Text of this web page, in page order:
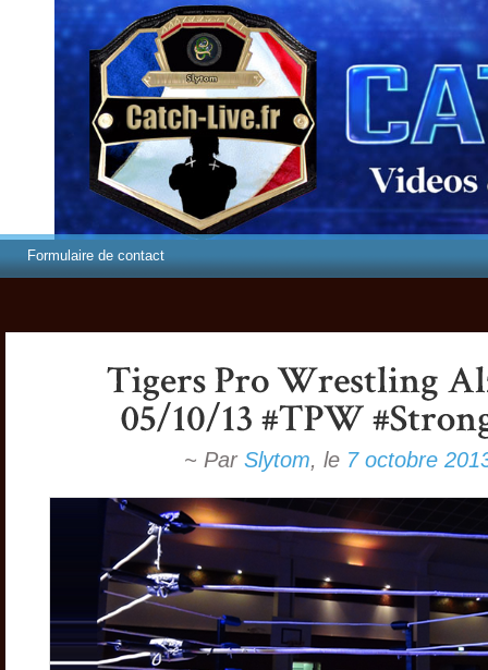
Formulaire de contact
~ Par Slytom, le 7 octobre